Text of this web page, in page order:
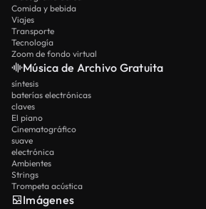
Comida y bebida
Viajes
Transporte
Tecnología
Zoom de fondo virtual
Música de Archivo Gratuita
síntesis
baterías electrónicas
claves
El piano
Cinematográfico
suave
electrónica
Ambientes
Strings
Trompeta acústica
Imágenes